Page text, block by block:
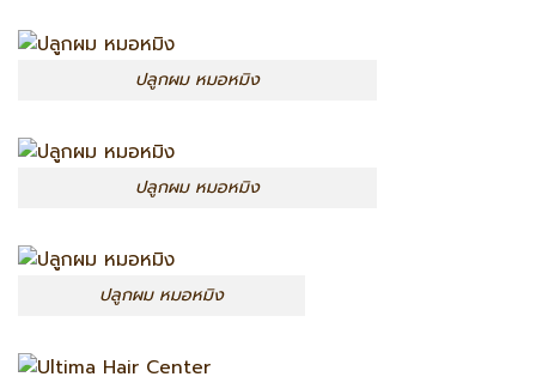
ปลูกผม หมอหมิง
ปลูกผม หมอหมิง
ปลูกผม หมอหมิง